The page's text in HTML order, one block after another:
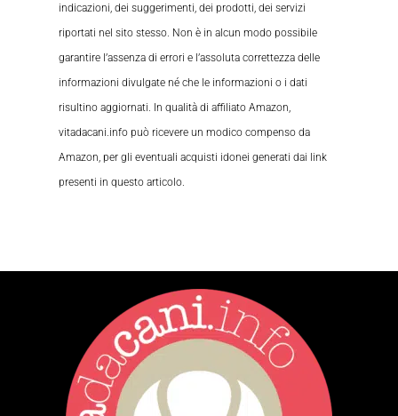
indicazioni, dei suggerimenti, dei prodotti, dei servizi
riportati nel sito stesso. Non è in alcun modo possibile
garantire l’assenza di errori e l’assoluta correttezza delle
informazioni divulgate né che le informazioni o i dati
risultino aggiornati. In qualità di affiliato Amazon,
vitadacani.info può ricevere un modico compenso da
Amazon, per gli eventuali acquisti idonei generati dai link
presenti in questo articolo.